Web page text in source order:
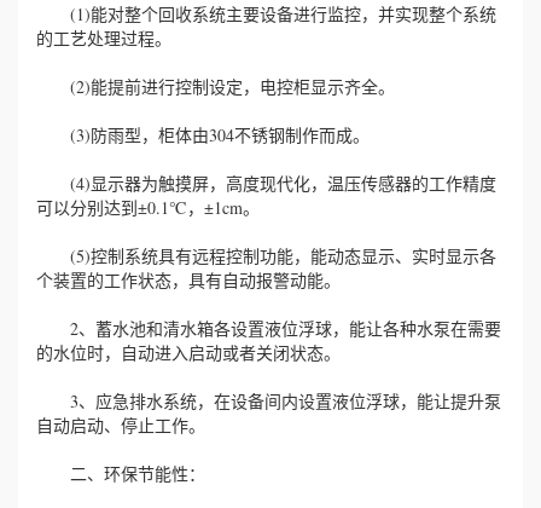
(1)能对整个回收系统主要设备进行监控，并实现整个系统
的工艺处理过程。
(2)能提前进行控制设定，电控柜显示齐全。
(3)防雨型，柜体由304不锈钢制作而成。
(4)显示器为触摸屏，高度现代化，温压传感器的工作精度
可以分别达到±0.1℃，±1cm。
(5)控制系统具有远程控制功能，能动态显示、实时显示各
个装置的工作状态，具有自动报警动能。
2、蓄水池和清水箱各设置液位浮球，能让各种水泵在需要
的水位时，自动进入启动或者关闭状态。
3、应急排水系统，在设备间内设置液位浮球，能让提升泵
自动启动、停止工作。
二、环保节能性：